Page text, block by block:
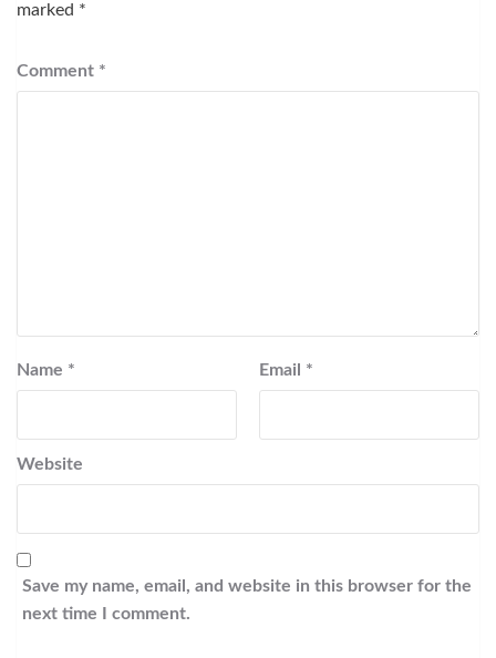
marked *
Comment *
Name * Email *
Website
Save my name, email, and website in this browser for the
next time I comment.